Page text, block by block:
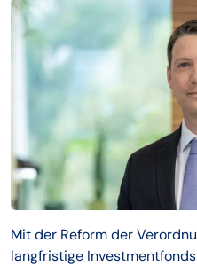
Mit der Reform der
langfristige